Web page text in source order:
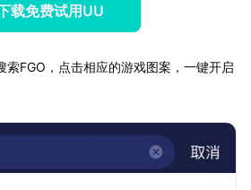
载免费试用UU
索FGO，点击相应的游戏图案，一键开启